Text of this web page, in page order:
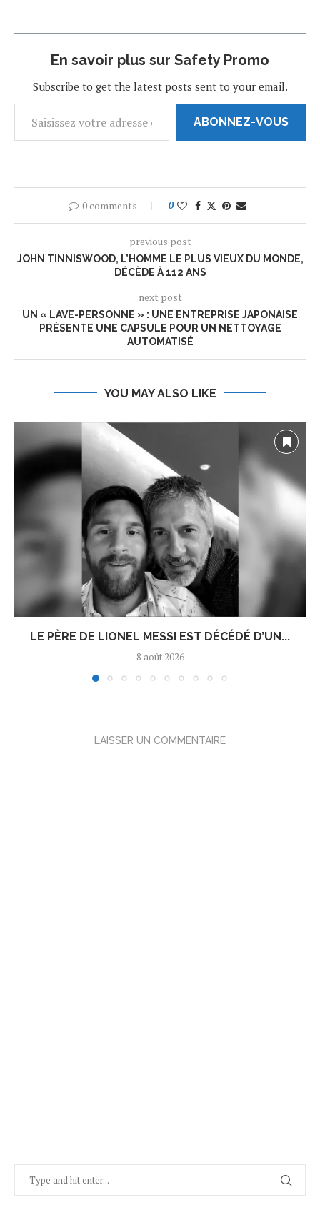
campagne promotionnelle.
productions, où les…
En savoir plus sur Safety Promo
Subscribe to get the latest posts sent to your email.
ABONNEZ-VOUS
0 comments 0
previous post
JOHN TINNISWOOD, L’HOMME LE PLUS VIEUX DU MONDE,
DÉCÈDE À 112 ANS
next post
UN « LAVE-PERSONNE » : UNE ENTREPRISE JAPONAISE
PRÉSENTE UNE CAPSULE POUR UN NETTOYAGE
AUTOMATISÉ
YOU MAY ALSO LIKE
LE PÈRE DE LIONEL MESSI EST DÉCÉDÉ D’UN...
8 août 2026
LAISSER UN COMMENTAIRE